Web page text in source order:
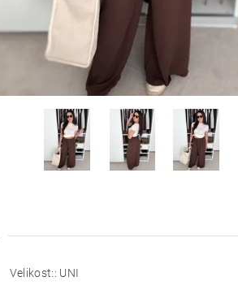
Velikost:: UNI